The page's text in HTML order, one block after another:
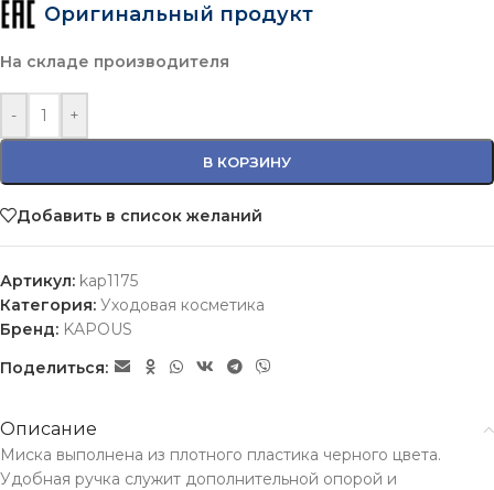
Оригинальный продукт
На складе производителя
- +
В КОРЗИНУ
Добавить в список желаний
Артикул: kap1175
Категория: Уходовая косметика
Бренд: KAPOUS
Поделиться:
Описание
Миска выполнена из плотного пластика черного цвета.
Удобная ручка служит дополнительной опорой и